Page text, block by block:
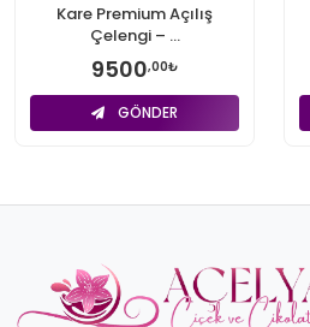
Kare Premium Açılış
Çelengi – ...
9500,00₺
GÖNDER